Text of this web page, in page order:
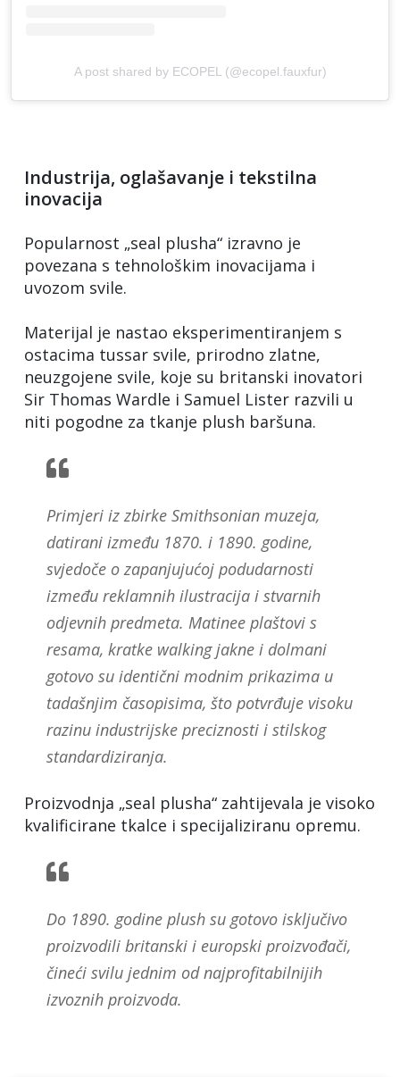
A post shared by ECOPEL (@ecopel.fauxfur)
Industrija, oglašavanje i tekstilna
inovacija
Popularnost „seal plusha“ izravno je
povezana s tehnološkim inovacijama i
uvozom svile.
Materijal je nastao eksperimentiranjem s
ostacima tussar svile, prirodno zlatne,
neuzgojene svile, koje su britanski inovatori
Sir Thomas Wardle i Samuel Lister razvili u
niti pogodne za tkanje plush baršuna.
Primjeri iz zbirke Smithsonian muzeja,
datirani između 1870. i 1890. godine,
svjedoče o zapanjujućoj podudarnosti
između reklamnih ilustracija i stvarnih
odjevnih predmeta. Matinee plaštovi s
resama, kratke walking jakne i dolmani
gotovo su identični modnim prikazima u
tadašnjim časopisima, što potvrđuje visoku
razinu industrijske preciznosti i stilskog
standardiziranja.
Proizvodnja „seal plusha“ zahtijevala je visoko
kvalificirane tkalce i specijaliziranu opremu.
Do 1890. godine plush su gotovo isključivo
proizvodili britanski i europski proizvođači,
čineći svilu jednim od najprofitabilnijih
izvoznih proizvoda.